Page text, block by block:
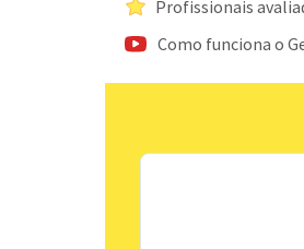
Profissionais
Como funciona o